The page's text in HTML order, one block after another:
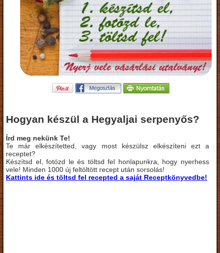
Hogyan készül a Hegyaljai serpenyős?
Írd meg nekünk Te!
Te már elkészítetted, vagy most készülsz elkészíteni ezt a
receptet?
Készítsd el, fotózd le és töltsd fel honlapunkra, hogy nyerhess
vele! Minden 1000 új feltöltött recept után sorsolás!
Kattints ide és töltsd fel recepted a saját Receptkönyvedbe!